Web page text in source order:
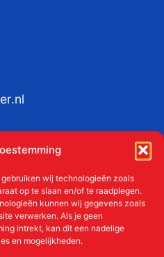
wij technologieën zoals
op te slaan en/of te raadplegen.
kunnen wij gegevens zoals
verwerken. Als je geen
intrekt, kan dit een nadelige
en mogelijkheden.